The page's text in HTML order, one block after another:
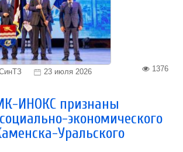
23 июля 2026 1376
ИНОКС признаны
экономического
Уральского